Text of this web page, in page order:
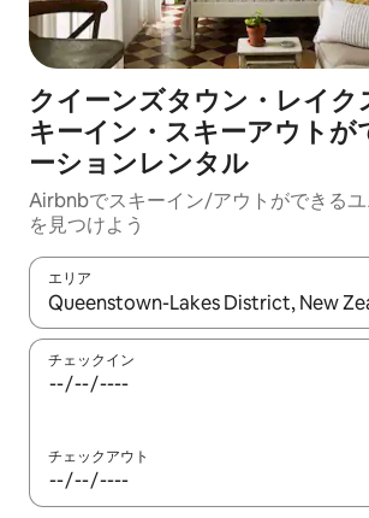
クイーンズタウン・レイク
キーイン・スキーアウトが
ーションレンタル
Airbnbでスキーイン/アウトができる
を見つけよう
エリア
検索結果が表示されたら、上下の矢印キ
チェックイン
チェックアウト